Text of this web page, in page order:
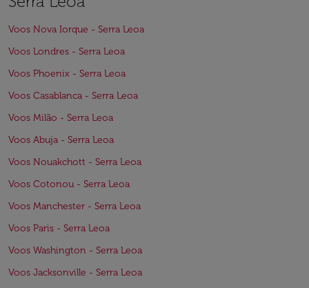
Voos Nova Iorque - Serra Leoa
Voos Londres - Serra Leoa
Voos Phoenix - Serra Leoa
Voos Casablanca - Serra Leoa
Voos Milão - Serra Leoa
Voos Abuja - Serra Leoa
Voos Nouakchott - Serra Leoa
Voos Cotonou - Serra Leoa
Voos Manchester - Serra Leoa
Voos Paris - Serra Leoa
Voos Washington - Serra Leoa
Voos Jacksonville - Serra Leoa